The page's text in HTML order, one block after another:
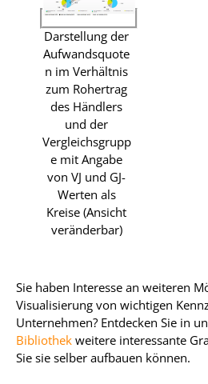
Darstellung der
Aufwandsquote
n im Verhältnis
zum Rohertrag
des Händlers
und der
Vergleichsgrupp
e mit Angabe
von VJ und GJ-
Werten als
Kreise (Ansicht
veränderbar)
Sie haben Interesse an weiteren
Visualisierung von wichtigen
Unternehmen? Entdecken Sie in
Bibliothek weitere interessante
Sie sie selber aufbauen können.